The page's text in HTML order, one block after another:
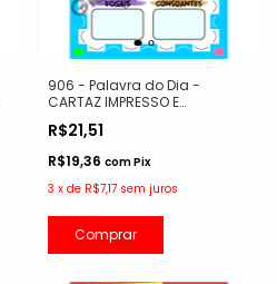
906 - Palavra do Dia -
CARTAZ IMPRESSO E
R$21,51
R$19,36 comPix
3 x de R$7,17 sem juros
Comprar